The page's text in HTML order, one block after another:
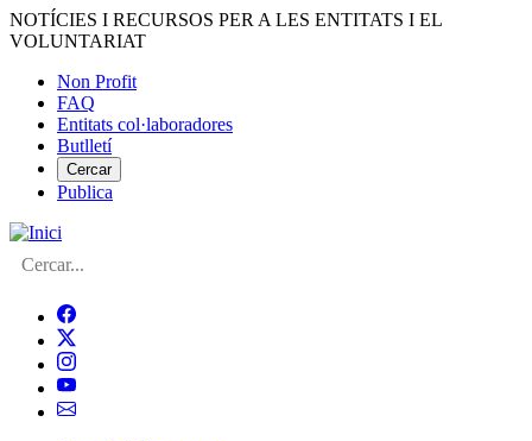
Vés
al
NOTÍCIES I RECURSOS PER A LES ENTITATS I EL
VOLUNTARIAT
Menú
del
compte
d'usuari
Non Profit
FAQ
Entitats col·laboradores
Butlletí
Cercar
Publica
Cerca